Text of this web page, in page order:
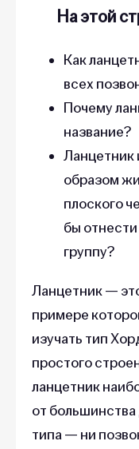
На этой
Как
всех
Почему
название?
Ланцетник
образом
плоского
бы отнести
группу?
Ланцетник —
примере
изучать тип
простого
ланцетник
от
типа — ни